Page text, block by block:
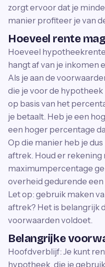
zorgt ervoor dat je
manier profiteer je van
Hoeveel rente
Hoeveel
hangt af van je inkomen
Als je aan de
die je voor de
op basis van het
je betaalt. Heb je een
een hoger percentage
Op die manier heb je
aftrek. Houd er rekening
maximumpercentage
overheid gedurende
Let op: gebruik maken
aftrek? Het is belangrijk
voorwaarden voldoet.
Belangrijke
Hoofdverblijf: Je kunt
hypotheek, die je